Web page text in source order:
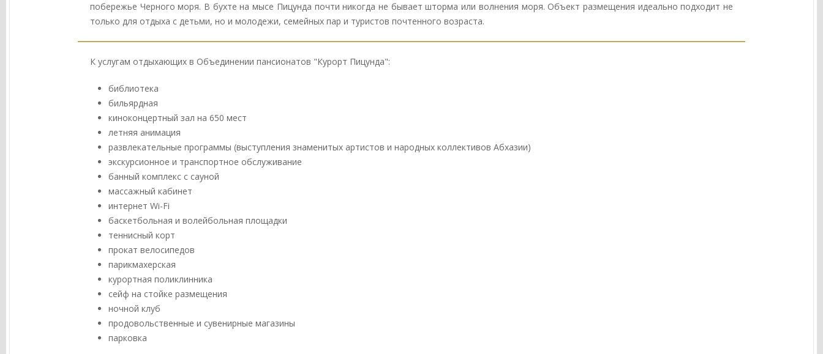
побережье Черного моря. В бухте на мысе Пицунда почти никогда не бывает шторма или волнения моря. Объект размещения идеально подходит не
только для отдыха с детьми, но и молодежи, семейных пар и туристов почтенного возраста.
К услугам отдыхающих в Объединении пансионатов "Курорт Пицунда":
библиотека
бильярдная
киноконцертный зал на 650 мест
летняя анимация
развлекательные программы (выступления знаменитых артистов и народных коллективов Абхазии)
экскурсионное и транспортное обслуживание
банный комплекс с сауной
массажный кабинет
интернет Wi-Fi
баскетбольная и волейбольная площадки
теннисный корт
прокат велосипедов
парикмахерская
курортная поликлинника
сейф на стойке размещения
ночной клуб
продовольственные и сувенирные магазины
парковка